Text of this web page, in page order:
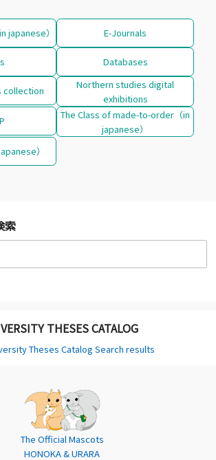
japanese） E-Journals
Databases
collection
Northern studies digital
exhibitions
The Class of made-to-order（in
japanese）
）
索
THESES CATALOG
Theses Catalog Search results
The Official Mascots
HONOKA & URARA